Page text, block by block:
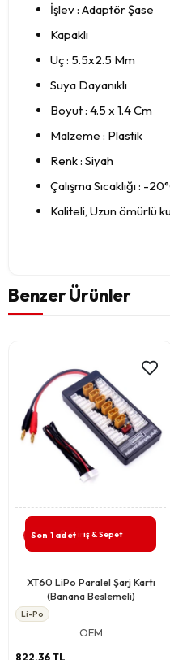
İşlev : Adaptör Şase
Kapaklı
Uç : 5.5x2.5 Mm
Suya Dayanıklı
Boyut : 4.5 x 1.4 Cm
Malzeme : Plastik
Renk : Siyah
Çalışma Sıcaklığı : -
Kaliteli, Uzun ömürlü
Benzer Ürünler
Son 1 adetGiriş & Sepet
XT60 LiPo Paralel Şarj Kartı
(Banana Beslemeli)
Li-Po
OEM
822,36 TL